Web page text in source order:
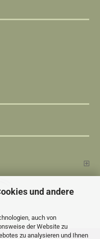
und andere
auch von
der Website zu
zu analysieren und Ihnen